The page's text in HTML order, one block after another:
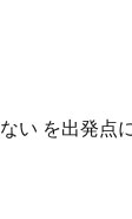
い を出発点